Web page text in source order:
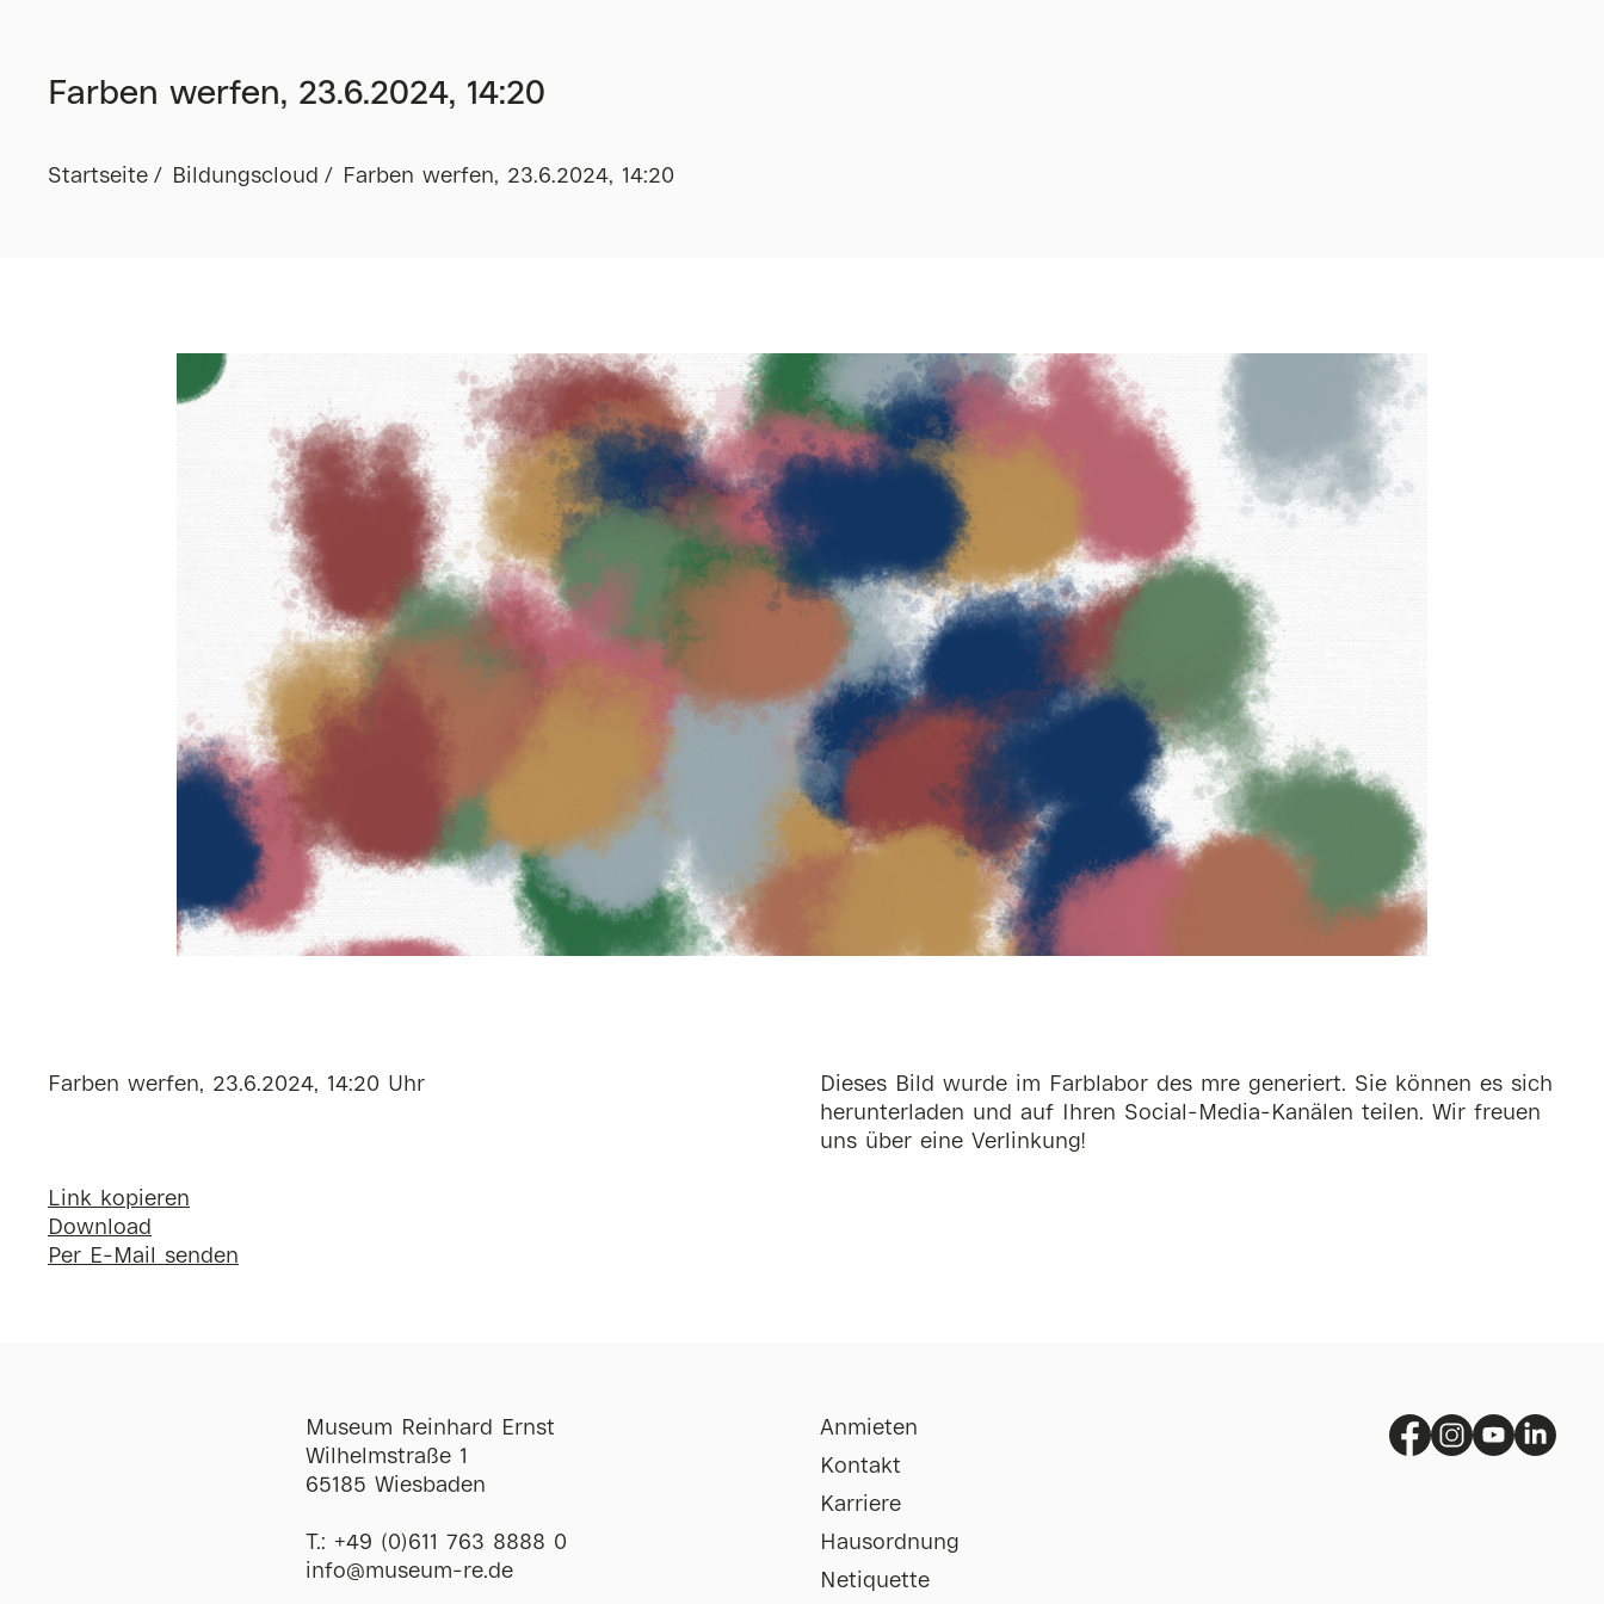
Farben werfen, 23.6.2024, 14:20
Startseite Bildungscloud Farben werfen, 23.6.2024, 14:20
Farben werfen, 23.6.2024, 14:20 Uhr
Link kopieren
Download
Per E-Mail senden
Dieses Bild wurde im Farblabor des mre generiert. Sie können es sich
herunterladen und auf Ihren Social-Media-Kanälen teilen. Wir freuen
uns über eine Verlinkung!
Museum Reinhard Ernst
Wilhelmstraße 1
65185 Wiesbaden
T.: +49 (0)611 763 8888 0
ofni@museum-re de
Anmieten
Kontakt
Karriere
Hausordnung
Netiquette